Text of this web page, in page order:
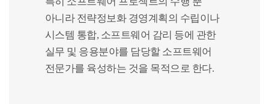
아니라 전략정보화 경영계획의 수립이나
시스템 통합, 소프트웨어 감리 등에 관한
실무 및 응용분야를 담당할 소프트웨어
전문가를 육성하는 것을 목적으로 한다.